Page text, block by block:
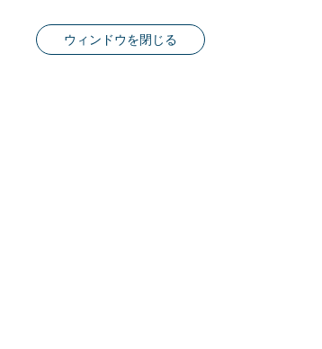
ウィンドウを閉じる